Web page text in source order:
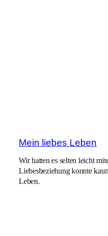
Mein liebes Leben
Wir hatten es selten leicht
Liebesbeziehung konnte
Leben.